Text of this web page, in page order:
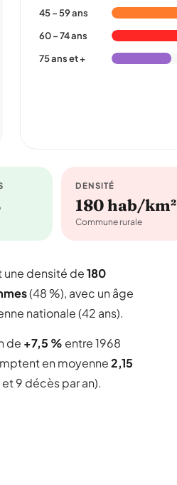
45 – 59 ans
60 – 74 ans
75 ans et +
DENSITÉ
180 hab/km²
Commune rurale
une densité de180
(48 %), avec un âge
nationale (42 ans).
de +7,5 % entre 1968
en moyenne2,15
9 décès par an).